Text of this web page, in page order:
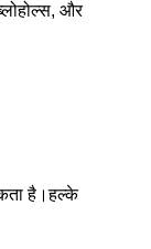
और
है।हल्के